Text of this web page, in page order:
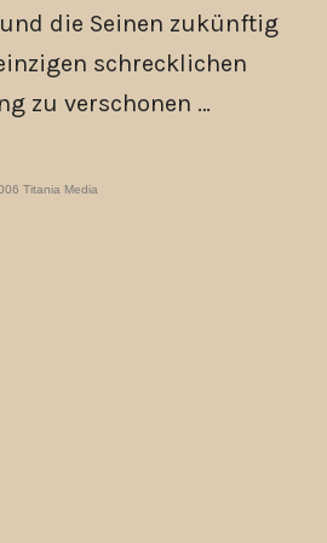
die Seinen zukünftig
schrecklichen
zu verschonen …
Titania Media